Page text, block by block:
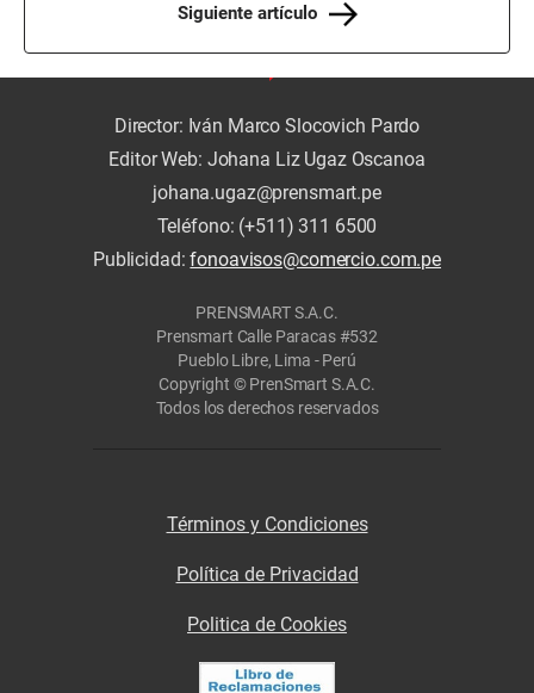
Siguiente artículo
Director: Iván Marco Slocovich Pardo
Editor Web: Johana Liz Ugaz Oscanoa
johana.ugaz@prensmart.pe
Teléfono: (+511) 311 6500
Publicidad:fonoavisos@comercio.com.pe
PRENSMART S.A.C.
Prensmart Calle Paracas #532
Pueblo Libre, Lima - Perú
Copyright © PrenSmart S.A.C.
Todos los derechos reservados
Términos y Condiciones
Política de Privacidad
Politica de Cookies